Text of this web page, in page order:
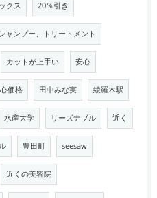
クス 20％引き
ャンプー、トリートメント
カットが上手い 安心
価格 田中みな実 綾羅木駅
水産大学 リーズナブル 近く
豊田町 seesaw
近くの美容院